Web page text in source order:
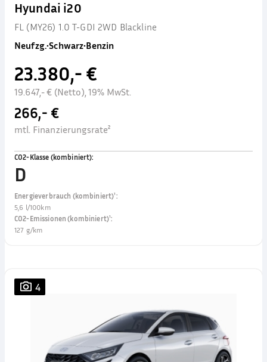
Hyundai i20
FL (MY26) 1.0 T-GDI 2WD Blackline
Neufzg.•Schwarz•Benzin
23.380,- €
19.647,- € (Netto), 19% MwSt.
266,- €
mtl. Finanzierungsrate²
CO2-Klasse (kombiniert):
D
Energieverbrauch (kombiniert)¹:
5,6 l/100km
CO2-Emissionen (kombiniert)¹:
127 g/km
4